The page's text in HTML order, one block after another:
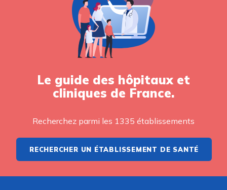
Le guide des hôpitaux et
cliniques de France.
Recherchez parmi les 1335 établissements
RECHERCHER UN ÉTABLISSEMENT DE SANTÉ